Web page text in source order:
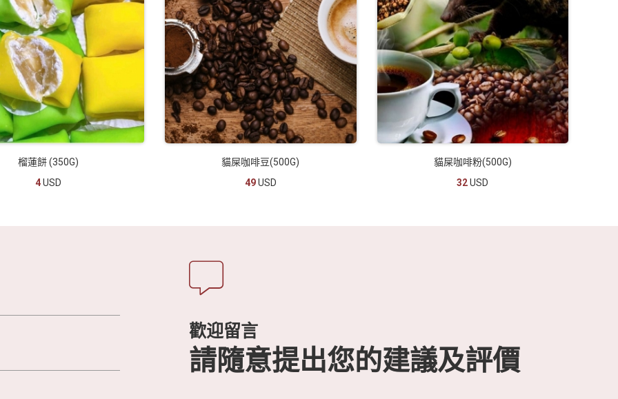
榴蓮餅 (350G)
4USD
貓屎咖啡豆(500G)
49USD
貓屎咖啡粉(500G)
32USD
歡迎留言
請隨意提出您的建議及評價